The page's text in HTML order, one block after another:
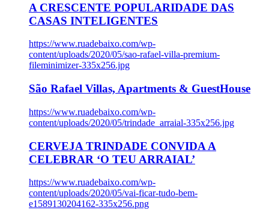
A CRESCENTE POPULARIDADE DAS
CASAS INTELIGENTES
https://www.ruadebaixo.com/wp-
content/uploads/2020/05/sao-rafael-villa-premium-
fileminimizer-335x256.jpg
São Rafael Villas, Apartments & GuestHouse
https://www.ruadebaixo.com/wp-
content/uploads/2020/05/trindade_arraial-335x256.jpg
CERVEJA TRINDADE CONVIDA A
CELEBRAR ‘O TEU ARRAIAL’
https://www.ruadebaixo.com/wp-
content/uploads/2020/05/vai-ficar-tudo-bem-
e1589130204162-335x256.png